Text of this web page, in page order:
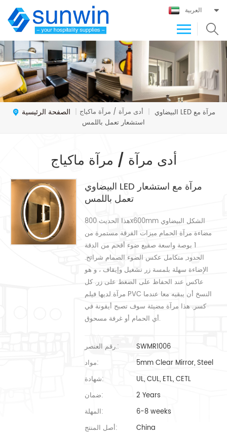
العربية
الصفحة الرئيسية | أدى مرآة / مرآة ماكياج |
استشعار تعمل باللمس
أدى مرآة / مرآة ماكياج
البيضاوي LED مرآة مع استشعار
تعمل باللمس
هذا الحديث 800x600mm الشكل البيضاوي
مضاءة مرآة الحمام ميزات الفرقة مستمرة من
1 بوصة واسعة صقيع ضوء أقحم من الدقة
الحدود, متكامل عكس الضوء الصمام شرائح.
الإضاءة سهلة بلمسة زر تشغيل وإيقاف ، و هو
عاكس عند الحفاظ على الضغط على زر. كل
مرآة لديها فيلم PVC النسخ أن يبقيه معا عندما
كسر. هذا مرآة مضيئة سوف تصبح أيقونة في
أي الحمام أو غرفة مسحوق.
رقم العنصر.:
SWMR1006
مواد:
5mm Clear Mirror, Steel
شهادة:
UL, CUL, ETL, CETL
ضمان:
2 Years
المهلة:
6-8 weeks
أصل المنتج:
China